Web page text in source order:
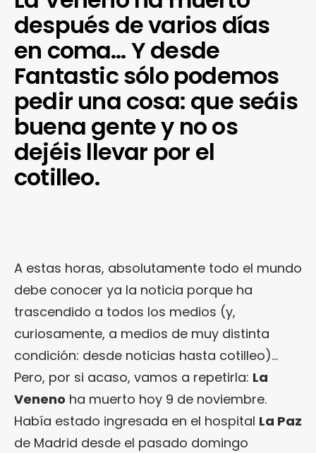
después de varios días
en coma… Y desde
Fantastic sólo podemos
pedir una cosa: que seáis
buena gente y no os
dejéis llevar por el
cotilleo.
A estas horas, absolutamente todo el mundo
debe conocer ya la noticia porque ha
trascendido a todos los medios (y,
curiosamente, a medios de muy distinta
condición: desde noticias hasta cotilleo)…
Pero, por si acaso, vamos a repetirla: La
Veneno ha muerto hoy 9 de noviembre.
Había estado ingresada en el hospital La Paz
de Madrid desde el pasado domingo